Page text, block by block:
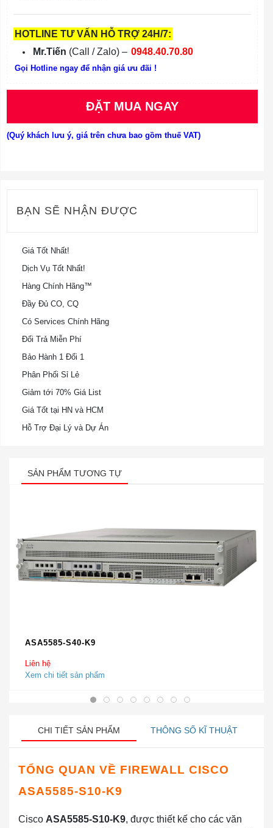
HOTLINE TƯ VẤN HỖ TRỢ 24H/7:
Mr.Tiến (Call / Zalo) – 0948.40.70.80
Gọi Hotline ngay để nhận giá ưu đãi !
ĐẶT MUA NGAY
(Quý khách lưu ý, giá trên chưa bao gồm thuế VAT)
BẠN SẼ NHẬN ĐƯỢC
Giá Tốt Nhất!
Dịch Vụ Tốt Nhất!
Hàng Chính Hãng™
Đầy Đủ CO, CQ
Có Services Chính Hãng
Đổi Trả Miễn Phí
Bảo Hành 1 Đổi 1
Phân Phối Sỉ Lẻ
Giảm tới 70% Giá List
Giá Tốt tại HN và HCM
Hỗ Trợ Đại Lý và Dự Án
SẢN PHẨM TƯƠNG TỰ
ASA5585-S40-K9
Liên hệ
Xem chi tiết sản phẩm
CHI TIẾT SẢN PHẨM THÔNG SỐ KĨ THUẬT
TỔNG QUAN VỀ FIREWALL CISCO
ASA5585-S10-K9
Cisco ASA5585-S10-K9, được thiết kế cho các văn